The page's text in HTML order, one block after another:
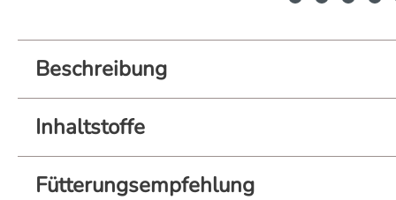
Beschreibung
Inhaltstoffe
Fütterungsempfehlung